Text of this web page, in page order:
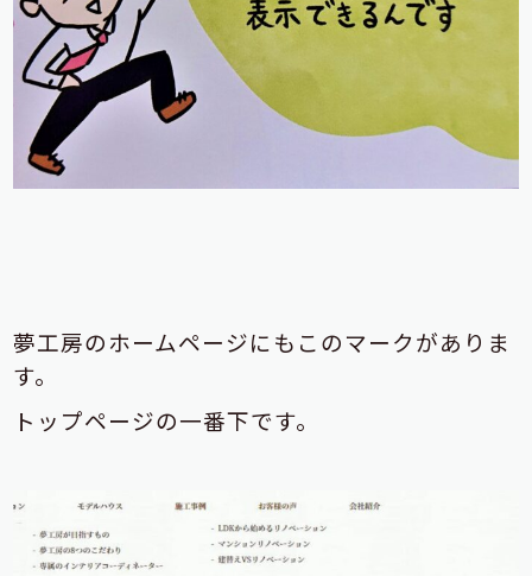
夢工房のホームページにもこのマークがありま
す。
トップページの一番下です。